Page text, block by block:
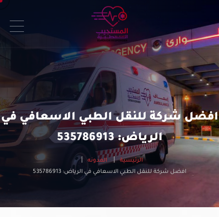
افضل شركة للنقل الطبي الاسعافي في
الرياض: 535786913
الرئيسية
المدونه
افضل شركة للنقل الطبي الاسعافي في الرياض: 535786913